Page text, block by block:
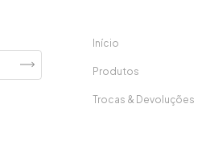
Início
Produtos
Trocas & Devoluções